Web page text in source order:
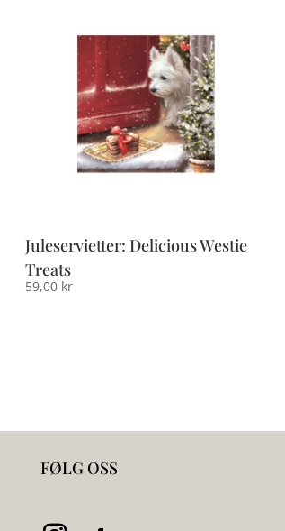
Juleservietter: Delicious Westie
Treats
59,00 kr
FØLG OSS